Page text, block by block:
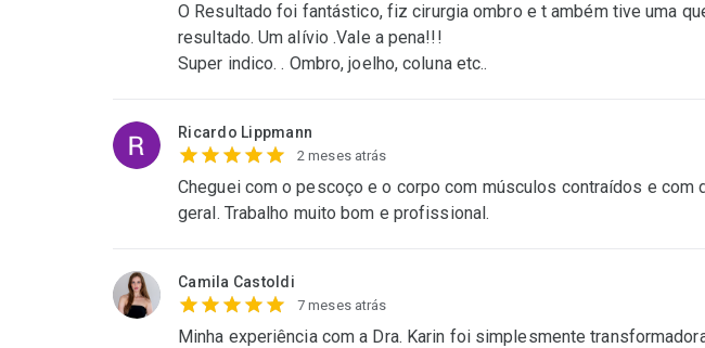
O Resultado foi fantástico, fiz cirurgia ombro e t ambém tive uma
resultado. Um alívio .Vale a pena!!!
Super indico. . Ombro, joelho, coluna etc..
Ricardo Lippmann
2 meses atrás
Cheguei com o pescoço e o corpo com músculos contraídos e
geral. Trabalho muito bom e profissional.
Camila Castoldi
7 meses atrás
Minha experiência com a Dra. Karin foi simplesmente